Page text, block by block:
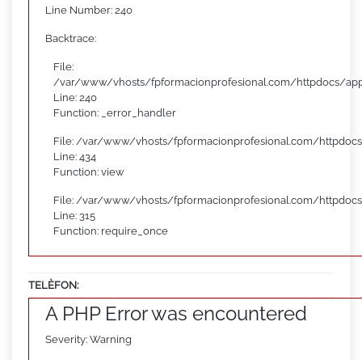
Line Number: 240
Backtrace:
File:
/var/www/vhosts/fpformacionprofesional.com/httpdocs/
Line: 240
Function: _error_handler
File: /var/www/vhosts/fpformacionprofesional.com/
Line: 434
Function: view
File: /var/www/vhosts/fpformacionprofesional.com/
Line: 315
Function: require_once
TELÈFON:
A PHP Error was encountered
Severity: Warning